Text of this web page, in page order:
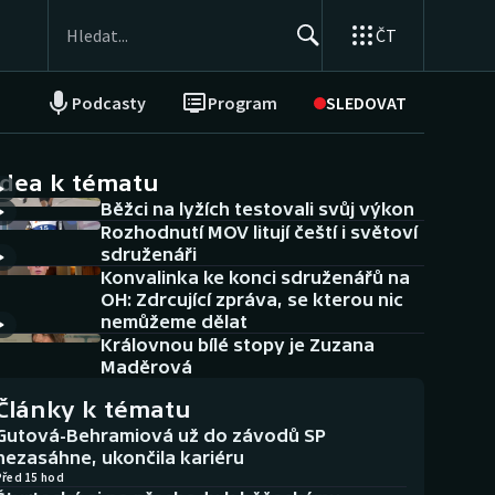
ČT
Podcasty Program SLEDOVAT
NEPŘEHLÉDNĚTE
Historické návraty
Aplikace ČT sport
AZ kvíz
k tématu
Běžci na lyžích testovali svůj výkon
Rozhodnutí MOV litují čeští i světoví
sdruženáři
Konvalinka ke konci sdruženářů na
OH: Zdrcující zpráva, se kterou nic
nemůžeme dělat
Královnou bílé stopy je Zuzana
Maděrová
k tématu
Behramiová už do závodů SP
ukončila kariéru
15 hod